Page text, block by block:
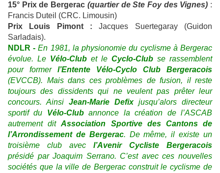
15° Prix de Bergerac (quartier de Ste Foy des Vignes) :
Francis Duteil (CRC. Limousin)
Prix Louis Pimont : Jacques Suertegaray (Guidon
Sarladais).
NDLR - En 1981, la physionomie du cyclisme à Bergerac
évolue. Le Vélo-Club et le Cyclo-Club se rassemblent
pour former l’Entente Vélo-Cyclo Club Bergeracois
(EVCCB). Mais dans ces problèmes de fusion, il reste
toujours des dissidents qui ne veulent pas prêter leur
concours. Ainsi Jean-Marie Defixjusqu’alors directeur
sportif du Vélo-Clubannonce la création de l’ASCAB
autrement ditAssociation Sportive des Cantons de
l’Arrondissement de Bergerac. De même, il existe un
troisième club avec l’Avenir Cycliste Bergeracois
présidé par Joaquim Serrano. C’est avec ces nouvelles
sociétés que la ville de Bergerac construit le cyclisme de